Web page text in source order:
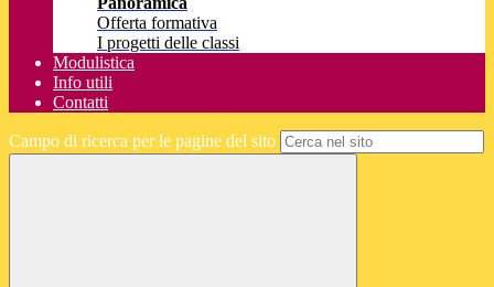
Offerta formativa
I progetti delle classi
Modulistica
Info utili
Contatti
Campo di ricerca per le pagine del sito